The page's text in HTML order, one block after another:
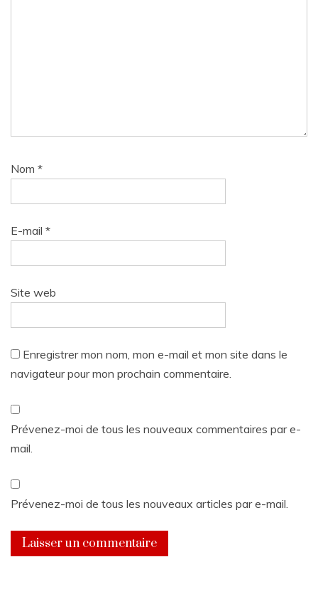
Nom *
E-mail *
Site web
Enregistrer mon nom, mon e-mail et mon site dans le
navigateur pour mon prochain commentaire.
Prévenez-moi de tous les nouveaux commentaires par e-
mail.
Prévenez-moi de tous les nouveaux articles par e-mail.